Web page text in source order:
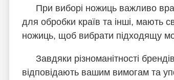
При виборі ножиць важливо
для обробки країв та інші, мають
ножиць, щоб вибрати підходящу
Завдяки різноманітності
відповідають вашим вимогам та